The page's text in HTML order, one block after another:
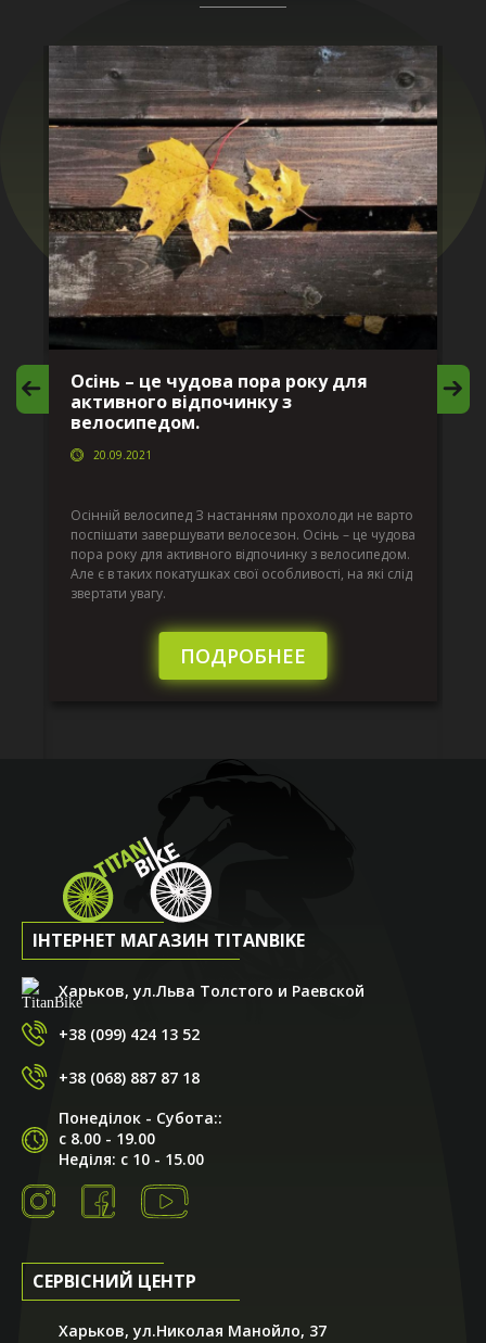
Осінь – це чудова пора року для
активного відпочинку з
велосипедом.
20.09.2021
Осінній велосипед З настанням прохолоди не варто
поспішати завершувати велосезон. Осінь – це чудова
пора року для активного відпочинку з велосипедом.
Але є в таких покатушках свої особливості, на які слід
звертати увагу.
ПОДРОБНЕЕ
ІНТЕРНЕТ МАГАЗИН TITANBIKE
Харьков, ул.Льва Толстого и Раевской
+38 (099) 424 13 52
+38 (068) 887 87 18
Понеділок - Субота::
с 8.00 - 19.00
Неділя: с 10 - 15.00
СЕРВІСНИЙ ЦЕНТР
Харьков, ул.Николая Манойло, 37